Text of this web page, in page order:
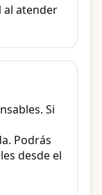
al atender
Si
Podrás
desde el